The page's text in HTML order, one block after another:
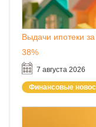
Выдачи ипотеки
38%
7 августа 2026
Финансовые